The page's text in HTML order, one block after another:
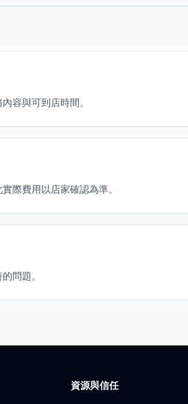
容與可到店時間。
際費用以店家確認為準。
問題。
資源與信任